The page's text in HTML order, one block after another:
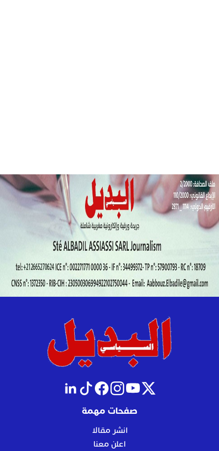
صفحات مهمة
انشر مقالا
اعلن معنا